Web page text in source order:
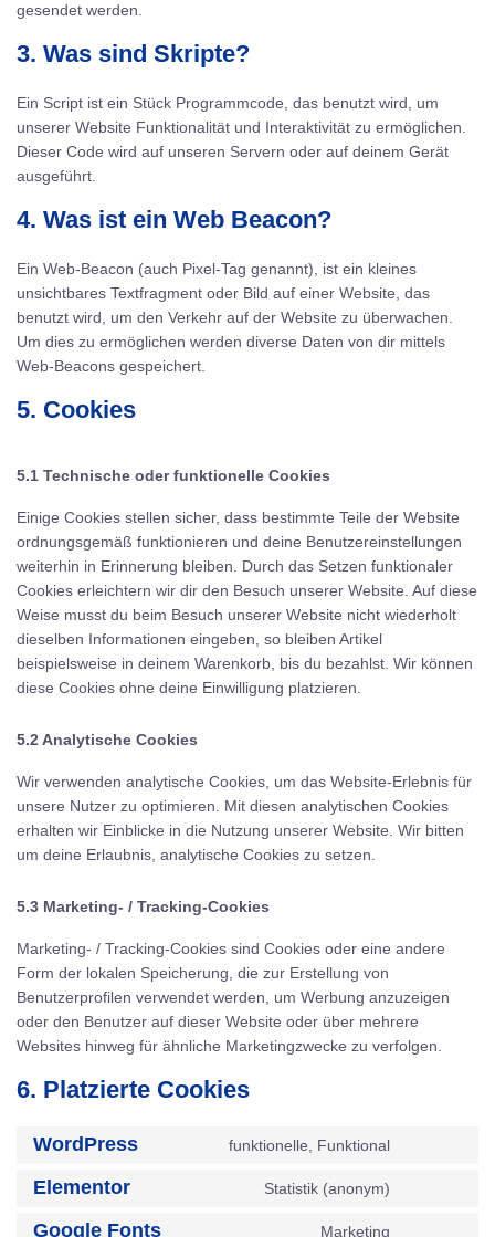
gesendet werden.
3. Was sind Skripte?
Ein Script ist ein Stück Programmcode, das benutzt wird, um
unserer Website Funktionalität und Interaktivität zu ermöglichen.
Dieser Code wird auf unseren Servern oder auf deinem Gerät
ausgeführt.
4. Was ist ein Web Beacon?
Ein Web-Beacon (auch Pixel-Tag genannt), ist ein kleines
unsichtbares Textfragment oder Bild auf einer Website, das
benutzt wird, um den Verkehr auf der Website zu überwachen.
Um dies zu ermöglichen werden diverse Daten von dir mittels
Web-Beacons gespeichert.
5. Cookies
5.1 Technische oder funktionelle Cookies
Einige Cookies stellen sicher, dass bestimmte Teile der Website
ordnungsgemäß funktionieren und deine Benutzereinstellungen
weiterhin in Erinnerung bleiben. Durch das Setzen funktionaler
Cookies erleichtern wir dir den Besuch unserer Website. Auf diese
Weise musst du beim Besuch unserer Website nicht wiederholt
dieselben Informationen eingeben, so bleiben Artikel
beispielsweise in deinem Warenkorb, bis du bezahlst. Wir können
diese Cookies ohne deine Einwilligung platzieren.
5.2 Analytische Cookies
Wir verwenden analytische Cookies, um das Website-Erlebnis für
unsere Nutzer zu optimieren. Mit diesen analytischen Cookies
erhalten wir Einblicke in die Nutzung unserer Website. Wir bitten
um deine Erlaubnis, analytische Cookies zu setzen.
5.3 Marketing- / Tracking-Cookies
Marketing- / Tracking-Cookies sind Cookies oder eine andere
Form der lokalen Speicherung, die zur Erstellung von
Benutzerprofilen verwendet werden, um Werbung anzuzeigen
oder den Benutzer auf dieser Website oder über mehrere
Websites hinweg für ähnliche Marketingzwecke zu verfolgen.
6. Platzierte Cookies
WordPress funktionelle, Funktional
Elementor Statistik (anonym)
Google Fonts Marketing